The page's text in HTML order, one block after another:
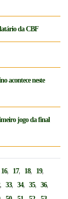
da CBF
acontece neste
jogo da final
16, 17, 18, 19,
,33,34,35,36,